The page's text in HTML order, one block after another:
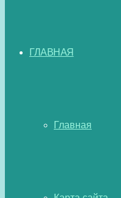
ГЛАВНАЯ
Главная